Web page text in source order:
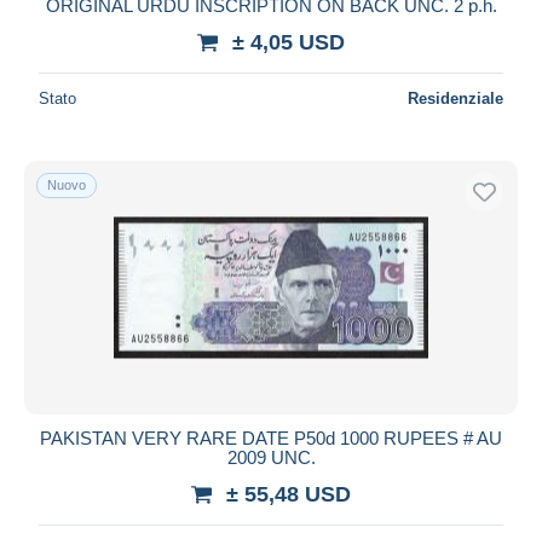
ORIGINAL URDU INSCRIPTION ON BACK UNC. 2 p.h.
± 4,05 USD
Stato Residenziale
Nuovo
PAKISTAN VERY RARE DATE P50d 1000 RUPEES # AU
2009 UNC.
± 55,48 USD